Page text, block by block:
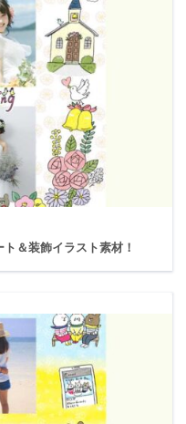
＆装飾イラスト素材！